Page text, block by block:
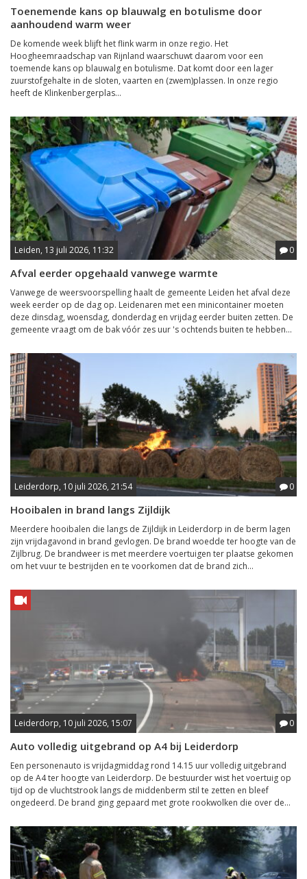
Toenemende kans op blauwalg en botulisme door
aanhoudend warm weer
De komende week blijft het flink warm in onze regio. Het
Hoogheemraadschap van Rijnland waarschuwt daarom voor een
toemende kans op blauwalg en botulisme. Dat komt door een lager
zuurstofgehalte in de sloten, vaarten en (zwem)plassen. In onze regio
heeft de Klinkenbergerplas...
Leiden, 13 juli 2026, 11:32 0
Afval eerder opgehaald vanwege warmte
Vanwege de weersvoorspelling haalt de gemeente Leiden het afval deze
week eerder op de dag op. Leidenaren met een minicontainer moeten
deze dinsdag, woensdag, donderdag en vrijdag eerder buiten zetten. De
gemeente vraagt om de bak vóór zes uur 's ochtends buiten te hebben...
Leiderdorp, 10 juli 2026, 21:54 0
Hooibalen in brand langs Zijldijk
Meerdere hooibalen die langs de Zijldijk in Leiderdorp in de berm lagen
zijn vrijdagavond in brand gevlogen. De brand woedde ter hoogte van de
Zijlbrug. De brandweer is met meerdere voertuigen ter plaatse gekomen
om het vuur te bestrijden en te voorkomen dat de brand zich...
Leiderdorp, 10 juli 2026, 15:07 0
Auto volledig uitgebrand op A4 bij Leiderdorp
Een personenauto is vrijdagmiddag rond 14.15 uur volledig uitgebrand
op de A4 ter hoogte van Leiderdorp. De bestuurder wist het voertuig op
tijd op de vluchtstrook langs de middenberm stil te zetten en bleef
ongedeerd. De brand ging gepaard met grote rookwolken die over de...